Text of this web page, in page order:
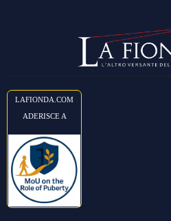
LAFIONDA.COM
ADERISCE A